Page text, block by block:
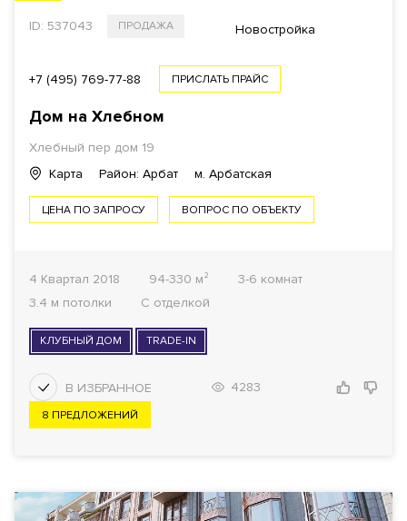
ID: 537043 ПРОДАЖА Новостройка
+7 (495) 769-77-88 ПРИСЛАТЬ ПРАЙС
Дом на Хлебном
Хлебный пер дом 19
Карта
Район: Арбат м. Арбатская
ЦЕНА ПО ЗАПРОСУ ВОПРОС ПО ОБЪЕКТУ
4 Квартал 2018 94-330 м²
3-6 комнат
3.4 м потолки
С отделкой
КЛУБНЫЙ ДОМ TRADE-IN
4283
8 ПРЕДЛОЖЕНИЙ